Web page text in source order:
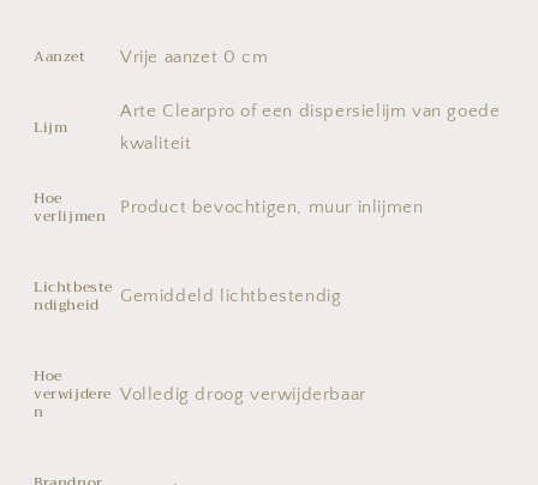
Aanzet Vrije aanzet 0 cm
Lijm
Arte Clearpro of een dispersielijm van goede
kwaliteit
Hoe
verlijmen Product bevochtigen, muur inlijmen
Lichtbeste
ndigheid Gemiddeld lichtbestendig
Hoe
verwijdere
n
Volledig droog verwijderbaar